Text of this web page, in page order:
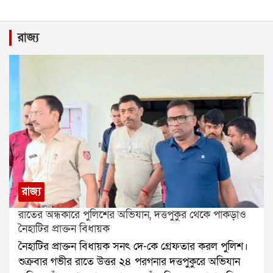
রাজ্য
রাজ্য
রাতের অন্ধকারে পুলিশের অভিযান, দত্তপুকুর থেকে পাকড়াও
নৈহাটির প্রাক্তন বিধায়ক
নৈহাটির প্রাক্তন বিধায়ক সনৎ দে-কে গ্রেফতার করল পুলিশ।
শুক্রবার গভীর রাতে উত্তর ২৪ পরগনার দত্তপুকুরে অভিযান